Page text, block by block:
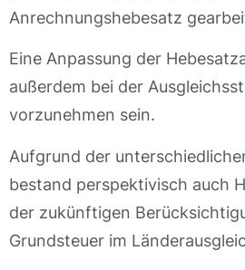
Anrechnungshebesatz
Eine Anpassung der
außerdem bei der
vorzunehmen sein.
Aufgrund der
bestand perspektivisch auch
der zukünftigen
Grundsteuer im